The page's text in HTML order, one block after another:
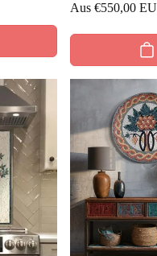
Regulärer
Aus €550,00